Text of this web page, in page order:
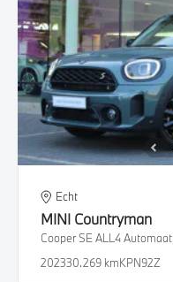
Echt
MINI Countryman
Cooper SE ALL4 Automaat
202330.269 kmKPN92Z